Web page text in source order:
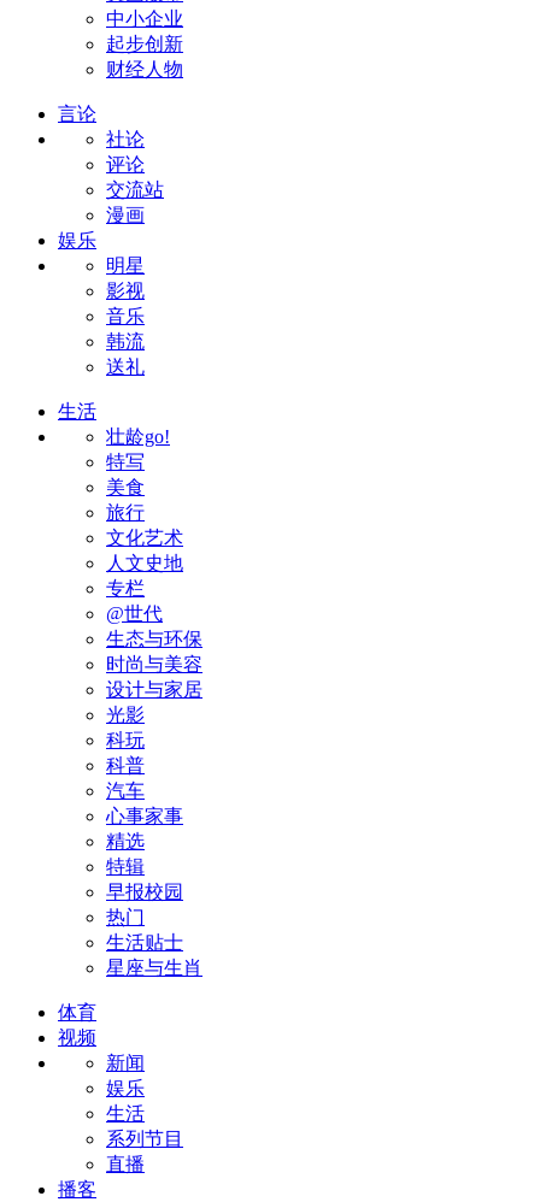
中小企业
起步创新
财经人物
言论
社论
评论
交流站
漫画
娱乐
明星
影视
音乐
韩流
送礼
生活
壮龄go!
特写
美食
旅行
文化艺术
人文史地
专栏
@世代
生态与环保
时尚与美容
设计与家居
光影
科玩
科普
汽车
心事家事
精选
特辑
早报校园
热门
生活贴士
星座与生肖
体育
视频
新闻
娱乐
生活
系列节目
直播
播客